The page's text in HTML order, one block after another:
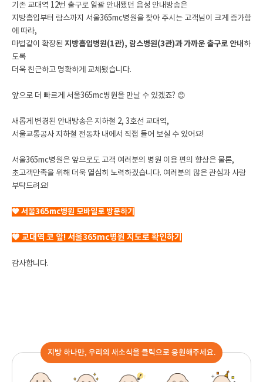
기존 교대역 12번 출구로 일괄 안내됐던 음성 안내방송은
지방흡입부터 람스까지 서울365mc병원을 찾아 주시는 고객님이 크게 증가함
에 따라,
마법같이 확장된 지방흡입병원(1관), 람스병원(3관)과 가까운 출구로 안내하
도록
더욱 친근하고 명확하게 교체됐습니다.
앞으로 더 빠르게 서울365mc병원을 만날 수 있겠죠? 😊
새롭게 변경된 안내방송은 지하철 2, 3호선 교대역,
서울교통공사 지하철 전동차 내에서 직접 들어 보실 수 있어요!
서울365mc병원은 앞으로도 고객 여러분의 병원 이용 편의 향상은 물론,
초고객만족을 위해 더욱 열심히 노력하겠습니다. 여러분의 많은 관심과 사랑
부탁드려요!
🧡 서울365mc병원 모바일로 방문하기
🧡 교대역 코 앞! 서울365mc병원 지도로 확인하기
감사합니다.
지방 하나만, 우리의 새소식을 클릭으로 응원해주세요.